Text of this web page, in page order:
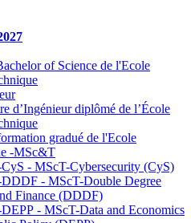
of Science de l'Ecole
d’Ingénieur diplômé de l’École
gradué de l'Ecole
-MSc&T
- MScT-Cybersecurity (CyS)
- MScT-Double Degree
Finance (DDDF)
- MScT-Data and Economics